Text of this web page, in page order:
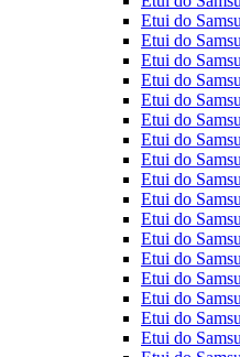
Etui do
Etui do
Etui do
Etui do
Etui do
Etui do
Etui do
Etui do
Etui do
Etui do
Etui do
Etui do
Etui do
Etui do
Etui do
Etui do
Etui do